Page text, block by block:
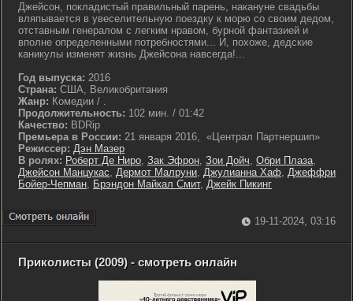
Джейсон, покладистый правильный парень, накануне свадьбы
вляпывается в увеселительную поездку к морю со своим дедом,
отставным генералом с легким нравом, бурной фантазией и
вполне определенными потребностями... И, похоже, дедские
каникулы изменят жизнь Джейсона навсегда!...
Год выпуска: 2016
Страна: США, Великобритания
Жанр: Комедии / .
Продолжительность: 102 мин. / 01:42
Качество: BDRip
Премьера в России: 21 января 2016, «Централ Партнершип»
Режиссер: Дэн Мазер
В ролях: Роберт Де Ниро, Зак Эфрон, Зои Дойч, Обри Плаза,
Джейсон Манцукас, Дермот Малруни, Джулианна Хаф, Джеффри
Бойер-Чепман, Брэндон Майкал Смит, Джейк Пикинг
19-11-2024, 03:16
Приколисты (2009) - смотреть онлайн